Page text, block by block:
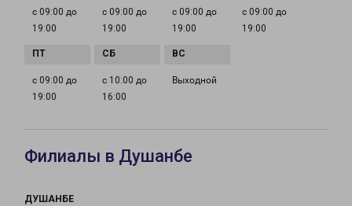
с 09:00 до
19:00
с 09:00 до
19:00
с 09:00 до
19:00
с 09:00 до
19:00
с 09:00 до
19:00
с 10:00 до
16:00
Выходной
Филиалы в Душанбе
ДУШАНБЕ